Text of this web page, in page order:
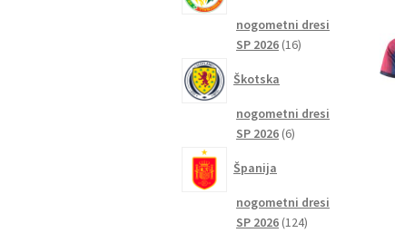
nogometni dresi
SP 2026 1616
Škotska
nogometni dresi
SP 2026 66
Španija
nogometni dresi
SP 2026 124124